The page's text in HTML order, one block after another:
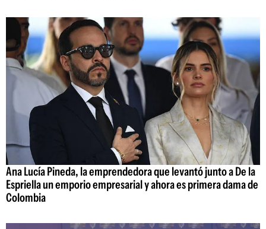
Ana Lucía Pineda, la emprendedora que levantó junto a De la
Espriella un emporio empresarial y ahora es primera dama de
Colombia